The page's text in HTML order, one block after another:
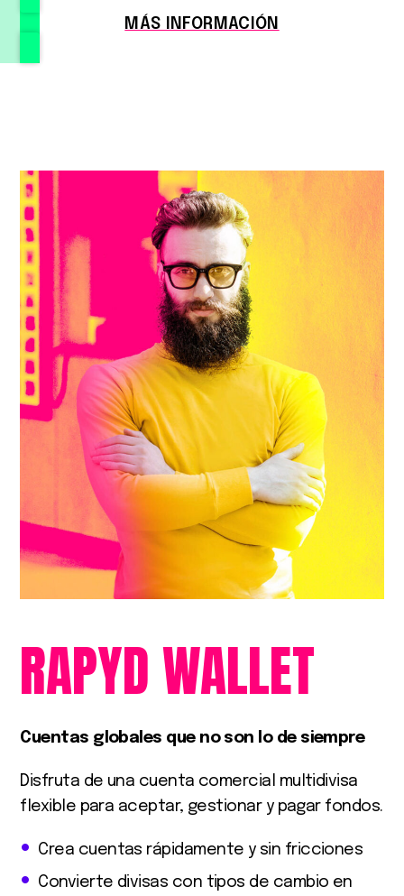
MÁS INFORMACIÓN
RAPYDWALLET
Cuentas globales que no son lo de siempre
Disfruta de una cuenta comercial multidivisa
flexible para aceptar, gestionar y pagar fondos.
Crea cuentas rápidamente y sin fricciones
Convierte divisas con tipos de cambio en